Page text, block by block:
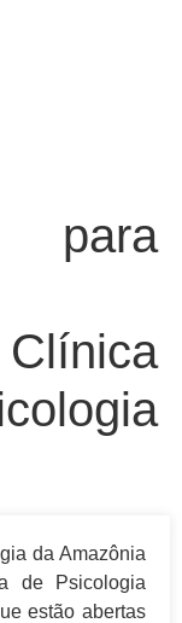
para
da Amazônia
de Psicologia
estão abertas